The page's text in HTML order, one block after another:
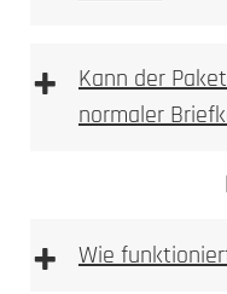
Vertiefung
sehr hohe
weniger
+
Kann der
normaler
+ Wie